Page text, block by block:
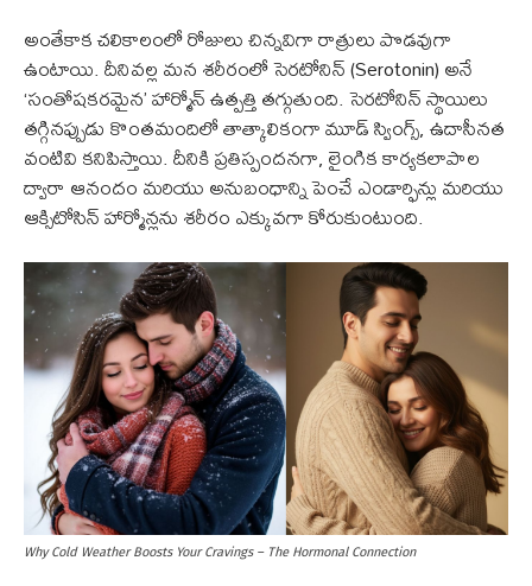
అంతేకాక చలికాలంలో రోజులు చిన్నవిగా రాత్రులు పొడవుగా
ఉంటాయి. దీనివల్ల మన శరీరంలో సెరటోనిన్ (Serotonin) అనే
‘సంతోషకరమైన’ హార్మోన్ ఉత్పత్తి తగ్గుతుంది. సెరటోనిన్ స్థాయిలు
తగ్గినప్పుడు కొంతమందిలో తాత్కాలికంగా మూడ్ స్వింగ్స్, ఉదాసీనత
వంటివి కనిపిస్తాయి. దీనికి ప్రతిస్పందనగా, లైంగిక కార్యకలాపాల
ద్వారా ఆనందం మరియు అనుబంధాన్ని పెంచే ఎండార్ఫిన్లు మరియు
ఆక్సిటోసిన్ హార్మోన్లను శరీరం ఎక్కువగా కోరుకుంటుంది.
Why Cold Weather Boosts Your Cravings – The Hormonal Connection